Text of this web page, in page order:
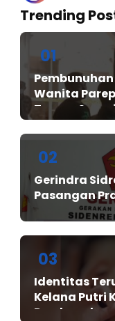
Trending
01
Wanita
Tewas,
02
Gerindra
Pasangan
03
Identitas
Kelana Putri
Pembunuhan